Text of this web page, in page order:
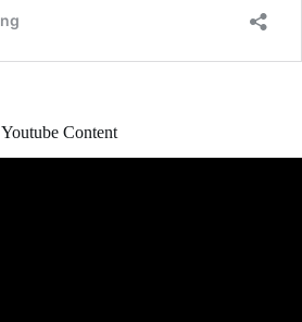
Youtube Content